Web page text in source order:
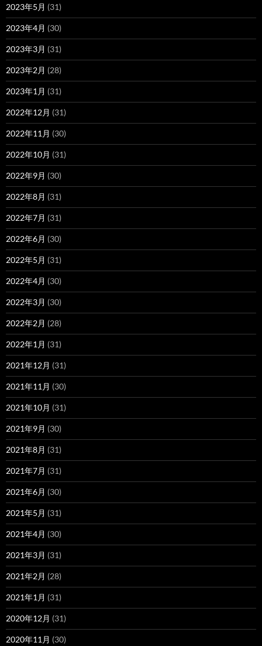
2023年5月 (31)
2023年4月 (30)
2023年3月 (31)
2023年2月 (28)
2023年1月 (31)
2022年12月 (31)
2022年11月 (30)
2022年10月 (31)
2022年9月 (30)
2022年8月 (31)
2022年7月 (31)
2022年6月 (30)
2022年5月 (31)
2022年4月 (30)
2022年3月 (30)
2022年2月 (28)
2022年1月 (31)
2021年12月 (31)
2021年11月 (30)
2021年10月 (31)
2021年9月 (30)
2021年8月 (31)
2021年7月 (31)
2021年6月 (30)
2021年5月 (31)
2021年4月 (30)
2021年3月 (31)
2021年2月 (28)
2021年1月 (31)
2020年12月 (31)
2020年11月 (30)